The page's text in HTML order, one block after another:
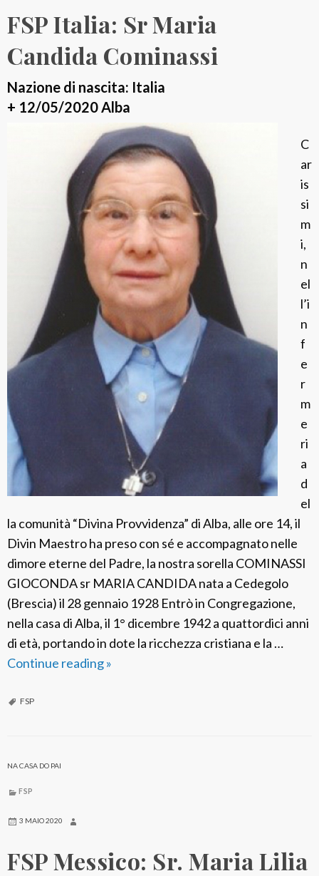
S
r
A
n
n
a
L
u
s
a
C
o
r
a
FSP Italia: Sr Maria
Candida Cominassi
Nazione di nascita: Italia
+ 12/05/2020 Alba
C
ar
is
si
m
i,
n
el
l’i
n
f
e
r
m
e
ri
a
d
el
la comunità “Divina Provvidenza” di Alba, alle ore 14, il
Divin Maestro ha preso con sé e accompagnato nelle
dimore eterne del Padre, la nostra sorella COMINASSI
GIOCONDA sr MARIA CANDIDA nata a Cedegolo
(Brescia) il 28 gennaio 1928 Entrò in Congregazione,
nella casa di Alba, il 1° dicembre 1942 a quattordici anni
di età, portando in dote la ricchezza cristiana e la …
Continue readingF
S
»
FSP
NA CASA DO PAI
FSP
3 MAIO 2020
FSP Messico: Sr. Maria Lilia